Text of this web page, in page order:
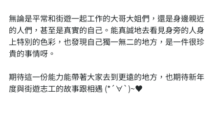
無論是平常和街遊一起工作的大哥大姐們，還是身邊親近
的人們，甚至是真實的自己。能真誠地去看見身旁的人身
上特別的色彩，也發現自己獨一無二的地方，是一件很珍
貴的事情呀。
期待這一份能力能帶著大家去到更遠的地方，也期待新年
度與街遊志工的故事跟相遇 (*´∀`)~♥